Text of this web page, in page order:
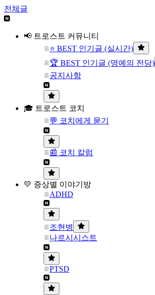
전체글
📢 트로스트 커뮤니티
⭐ BEST 인기글 (실시간)
🏆 BEST 인기글 (명예의 전당)
공지사항
🎓 트로스트 코치
💬 코치에게 묻기
📰 코치 칼럼
💛 증상별 이야기방
ADHD
조현병
나르시시스트
PTSD